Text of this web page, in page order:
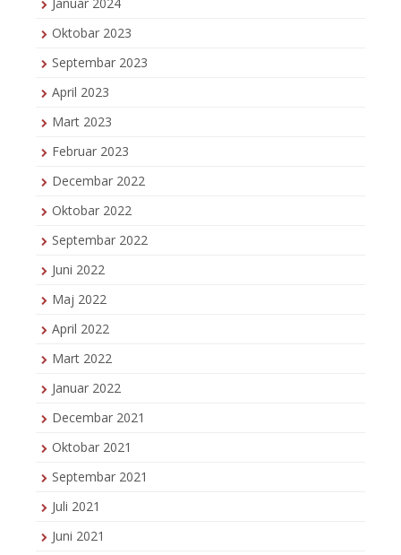
Oktobar 2023
Septembar 2023
April 2023
Mart 2023
Februar 2023
Decembar 2022
Oktobar 2022
Septembar 2022
Juni 2022
Maj 2022
April 2022
Mart 2022
Januar 2022
Decembar 2021
Oktobar 2021
Septembar 2021
Juli 2021
Juni 2021